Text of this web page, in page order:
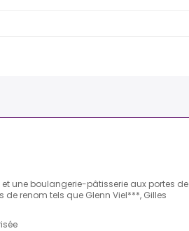
et une boulangerie-pâtisserie aux portes de
de renom tels que Glenn Viel***, Gilles